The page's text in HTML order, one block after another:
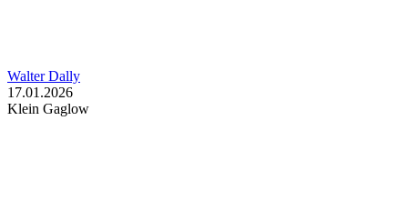
Walter Dally
17.01.2026
Klein Gaglow